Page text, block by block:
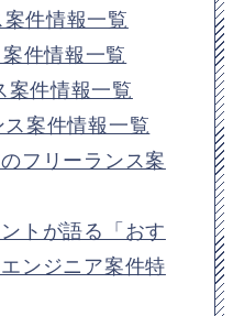
件情報一覧
件情報一覧
案件情報一覧
案件情報一覧
フリーランス案
トが語る「おす
ンジニア案件特